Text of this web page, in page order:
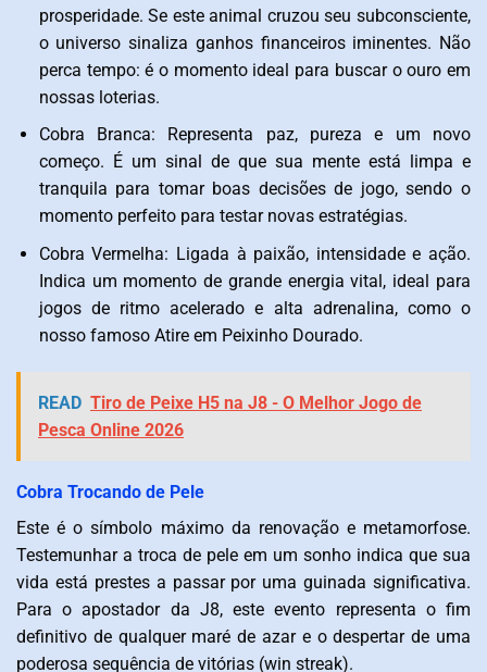
prosperidade. Se este animal cruzou seu subconsciente,
o universo sinaliza ganhos financeiros iminentes. Não
perca tempo: é o momento ideal para buscar o ouro em
nossas loterias.
Cobra Branca: Representa paz, pureza e um novo
começo. É um sinal de que sua mente está limpa e
tranquila para tomar boas decisões de jogo, sendo o
momento perfeito para testar novas estratégias.
Cobra Vermelha: Ligada à paixão, intensidade e ação.
Indica um momento de grande energia vital, ideal para
jogos de ritmo acelerado e alta adrenalina, como o
nosso famoso Atire em Peixinho Dourado.
READ Tiro de Peixe H5 na J8 - O Melhor Jogo de
Pesca Online 2026
Cobra Trocando de Pele
Este é o símbolo máximo da renovação e metamorfose.
Testemunhar a troca de pele em um sonho indica que sua
vida está prestes a passar por uma guinada significativa.
Para o apostador da J8, este evento representa o fim
definitivo de qualquer maré de azar e o despertar de uma
poderosa sequência de vitórias (win streak).